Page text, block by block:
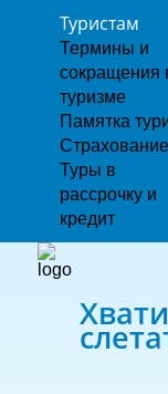
Туристам
Термины и
сокращения
туризме
Памятка
Страхование
Туры в
рассрочку и
кредит